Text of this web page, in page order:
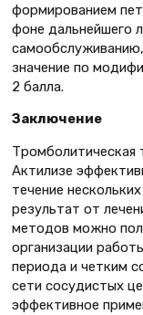
формированием
фоне дальнейшего
значение по
2 балла.
Заключение
Тромболитическая
Актилизе
течение
результат от
методов можно
организации
периода и четким
сети сосудистых
эффективное